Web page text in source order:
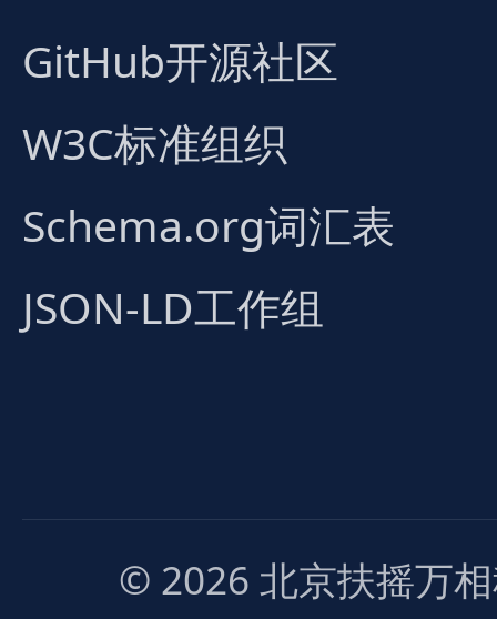
GitHub开源社区
W3C标准组织
Schema.org词汇表
JSON-LD工作组
© 2026 北京扶摇万